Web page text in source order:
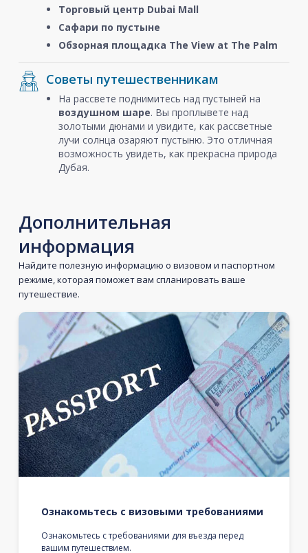
Торговый центр Dubai Mall
Сафари по пустыне
Обзорная площадка The View at The Palm
Советы путешественникам
На рассвете поднимитесь над пустыней на
воздушном шаре. Вы проплывете над
золотыми дюнами и увидите, как рассветные
лучи солнца озаряют пустыню. Это отличная
возможность увидеть, как прекрасна природа
Дубая.
Дополнительная
информация
Найдите полезную информацию о визовом и паспортном
режиме, которая поможет вам спланировать ваше
путешествие.
Ознакомьтесь с визовыми требованиями
Ознакомьтесь с требованиями для въезда перед
вашим путешествием.